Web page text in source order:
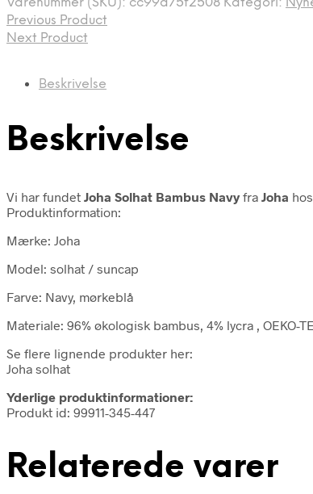
Previous Product
Next Product
Beskrivelse
Beskrivelse
Vi har fundet Joha Solhat Bambus Navyfra Joha
Produktinformation:
Mærke: Joha
Model: solhat / suncap
Farve: Navy, mørkeblå
Materiale: 96% økologisk bambus, 4% lycra , OEKO-
Se flere lignende produkter her:
Joha solhat
Yderlige produktinformationer:
Produkt id: 99911-345-447
Relaterede varer